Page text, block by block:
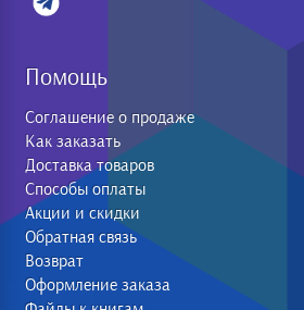
Помощь
Соглашение о продаже
Как заказать
Доставка товаров
Способы оплаты
Акции и скидки
Обратная связь
Возврат
Оформление заказа